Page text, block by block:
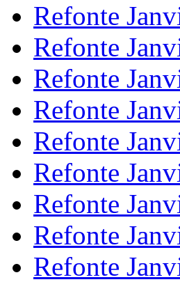
Refonte
Refonte
Refonte
Refonte
Refonte
Refonte
Refonte
Refonte
Refonte